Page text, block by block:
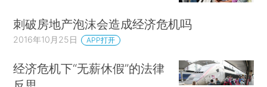
刺破房地产泡沫会造成经济危机吗
2016年10月25日 APP打开
经济危机下“无薪休假”的法律